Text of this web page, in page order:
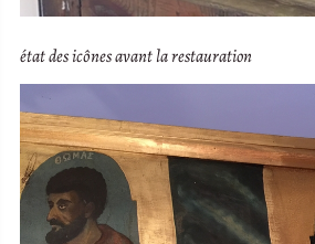
état des icônes avant la restauration